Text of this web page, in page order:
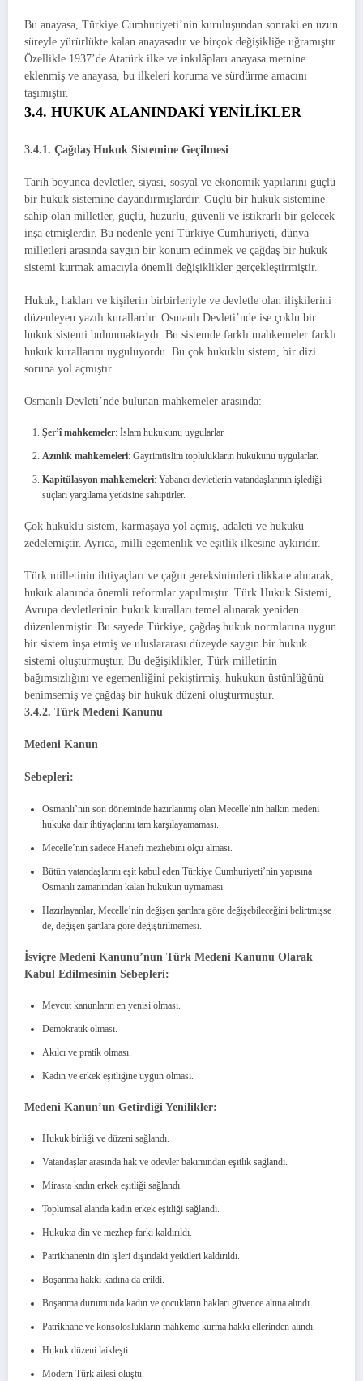
Bu anayasa, Türkiye Cumhuriyeti’nin kuruluşundan sonraki en uzun
süreyle yürürlükte kalan anayasadır ve birçok değişikliğe uğramıştır.
Özellikle 1937’de Atatürk ilke ve inkılâpları anayasa metnine
eklenmiş ve anayasa, bu ilkeleri koruma ve sürdürme amacını
taşımıştır.
3.4. HUKUK ALANINDAKİ YENİLİKLER
3.4.1. Çağdaş Hukuk Sistemine Geçilmesi
Tarih boyunca devletler, siyasi, sosyal ve ekonomik yapılarını güçlü
bir hukuk sistemine dayandırmışlardır. Güçlü bir hukuk sistemine
sahip olan milletler, güçlü, huzurlu, güvenli ve istikrarlı bir gelecek
inşa etmişlerdir. Bu nedenle yeni Türkiye Cumhuriyeti, dünya
milletleri arasında saygın bir konum edinmek ve çağdaş bir hukuk
sistemi kurmak amacıyla önemli değişiklikler gerçekleştirmiştir.
Hukuk, hakları ve kişilerin birbirleriyle ve devletle olan ilişkilerini
düzenleyen yazılı kurallardır. Osmanlı Devleti’nde ise çoklu bir
hukuk sistemi bulunmaktaydı. Bu sistemde farklı mahkemeler farklı
hukuk kurallarını uyguluyordu. Bu çok hukuklu sistem, bir dizi
soruna yol açmıştır.
Osmanlı Devleti’nde bulunan mahkemeler arasında:
Şer’î mahkemeler: İslam hukukunu uygularlar.
Azınlık mahkemeleri: Gayrimüslim toplulukların hukukunu uygularlar.
Kapitülasyon mahkemeleri: Yabancı devletlerin vatandaşlarının işlediği
suçları yargılama yetkisine sahiptirler.
Çok hukuklu sistem, karmaşaya yol açmış, adaleti ve hukuku
zedelemiştir. Ayrıca, milli egemenlik ve eşitlik ilkesine aykırıdır.
Türk milletinin ihtiyaçları ve çağın gereksinimleri dikkate alınarak,
hukuk alanında önemli reformlar yapılmıştır. Türk Hukuk Sistemi,
Avrupa devletlerinin hukuk kuralları temel alınarak yeniden
düzenlenmiştir. Bu sayede Türkiye, çağdaş hukuk normlarına uygun
bir sistem inşa etmiş ve uluslararası düzeyde saygın bir hukuk
sistemi oluşturmuştur. Bu değişiklikler, Türk milletinin
bağımsızlığını ve egemenliğini pekiştirmiş, hukukun üstünlüğünü
benimsemiş ve çağdaş bir hukuk düzeni oluşturmuştur.
3.4.2. Türk Medeni Kanunu
Medeni Kanun
Sebepleri:
Osmanlı’nın son döneminde hazırlanmış olan Mecelle’nin halkın medeni
hukuka dair ihtiyaçlarını tam karşılayamaması.
Mecelle’nin sadece Hanefi mezhebini ölçü alması.
Bütün vatandaşlarını eşit kabul eden Türkiye Cumhuriyeti’nin yapısına
Osmanlı zamanından kalan hukukun uymaması.
Hazırlayanlar, Mecelle’nin değişen şartlara göre değişebileceğini belirtmişse
de, değişen şartlara göre değiştirilmemesi.
İsviçre Medeni Kanunu’nun Türk Medeni Kanunu Olarak
Kabul Edilmesinin Sebepleri:
Mevcut kanunların en yenisi olması.
Demokratik olması.
Akılcı ve pratik olması.
Kadın ve erkek eşitliğine uygun olması.
Medeni Kanun’un Getirdiği Yenilikler:
Hukuk birliği ve düzeni sağlandı.
Vatandaşlar arasında hak ve ödevler bakımından eşitlik sağlandı.
Mirasta kadın erkek eşitliği sağlandı.
Toplumsal alanda kadın erkek eşitliği sağlandı.
Hukukta din ve mezhep farkı kaldırıldı.
Patrikhanenin din işleri dışındaki yetkileri kaldırıldı.
Boşanma hakkı kadına da erildi.
Boşanma durumunda kadın ve çocukların hakları güvence altına alındı.
Patrikhane ve konsoloslukların mahkeme kurma hakkı ellerinden alındı.
Hukuk düzeni laikleşti.
Modern Türk ailesi oluştu.